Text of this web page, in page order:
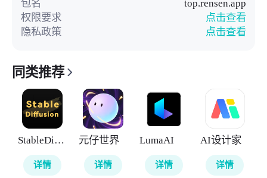
包名
top.rensen.app
权限要求
点击查看
隐私政策
点击查看
同类推荐
StableDiffusion
详情
元仔世界
详情
LumaAI
详情
AI设计家
详情